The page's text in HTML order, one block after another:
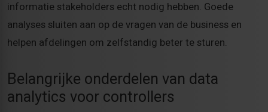
informatie stakeholders echt nodig hebben. Goede
analyses sluiten aan op de vragen van de business en
helpen afdelingen om zelfstandig beter te sturen.
Belangrijke onderdelen van data
analytics voor controllers